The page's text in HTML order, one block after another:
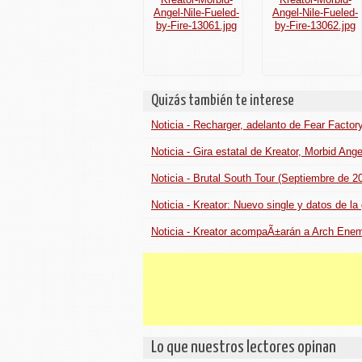
Quizás también te interese
Noticia - Recharger, adelanto de Fear
Noticia - Gira estatal de Kreator, Morbid
Noticia - Brutal South Tour (Septiembre de
Noticia - Kreator: Nuevo single y datos de la
Noticia - Kreator acompaÃ±arán a Arch
Lo que nuestros lectores opinan